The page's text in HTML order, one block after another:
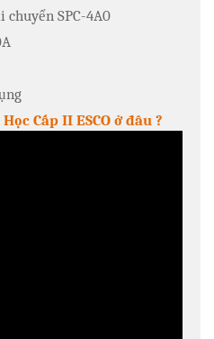
chuyển SPC-4A0
Cấp II ESCO ở đâu ?